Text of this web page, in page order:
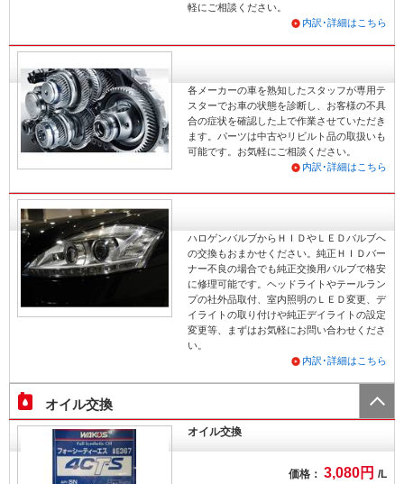
軽にご相談ください。
内訳･詳細はこちら
各メーカーの車を熟知したスタッフが専用テ
スターでお車の状態を診断し、お客様の不具
合の症状を確認した上で作業させていただき
ます。パーツは中古やリビルト品の取扱いも
可能です。お気軽にご相談ください。
内訳･詳細はこちら
ハロゲンバルブからＨＩＤやＬＥＤバルブへ
の交換もおまかせください。純正ＨＩＤバー
ナー不良の場合でも純正交換用バルブで格安
に修理可能です。ヘッドライトやテールラン
プの社外品取付、室内照明のＬＥＤ変更、デ
イライトの取り付けや純正デイライトの設定
変更等、まずはお気軽にお問い合わせくださ
い。
内訳･詳細はこちら
オイル交換
オイル交換
価格： 3,080円 /L